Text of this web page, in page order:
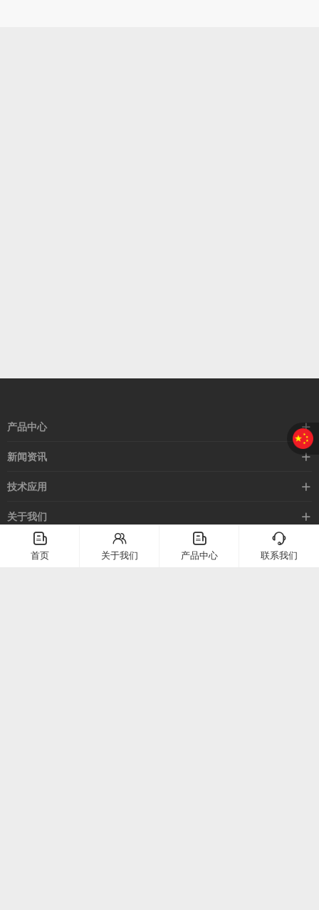
产品中心
接近开关
路灯控制器
新闻资讯
企业新闻
技术应用
技术支持
应用案例
常见问题
关于我们
企业简介
客服热线
󦤹
首页
󦃩
关于我们
󦤹
产品中心
󦘉
联系我们